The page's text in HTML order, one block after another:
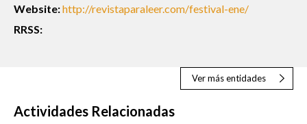
Website:http://revistaparaleer.com/festival-ene/
RRSS:
Ver más entidades
Actividades Relacionadas